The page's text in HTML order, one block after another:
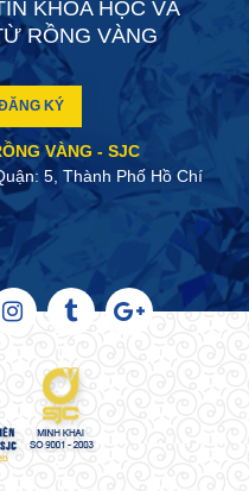
KHOA HỌC VÀ
RỒNG VÀNG
KÝ
VÀNG - SJC
5, Thành Phố Hồ Chí